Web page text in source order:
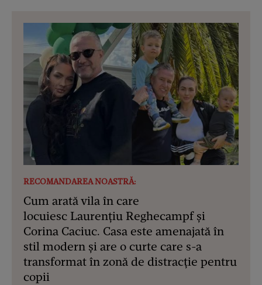
RECOMANDAREA NOASTRĂ:
Cum arată vila în care
locuiesc Laurențiu Reghecampf și
Corina Caciuc. Casa este amenajată în
stil modern și are o curte care s-a
transformat în zonă de distracție pentru
copii